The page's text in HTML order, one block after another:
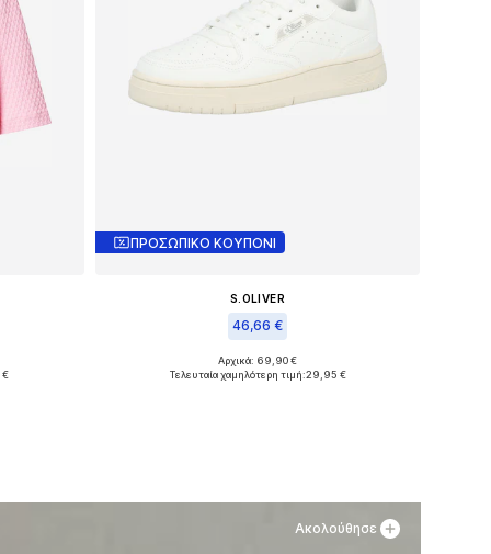
€
ΠΡΟΣΩΠΙΚΟ ΚΟΥΠΟΝΙ
S.OLIVER
46,66 €
Διαθέσιμα μεγέθη: 37, 40, 42
Αρχικά: 69,90 €
Τελευταία χαμηλότερη τιμή:29,95 €
Ακολούθησε